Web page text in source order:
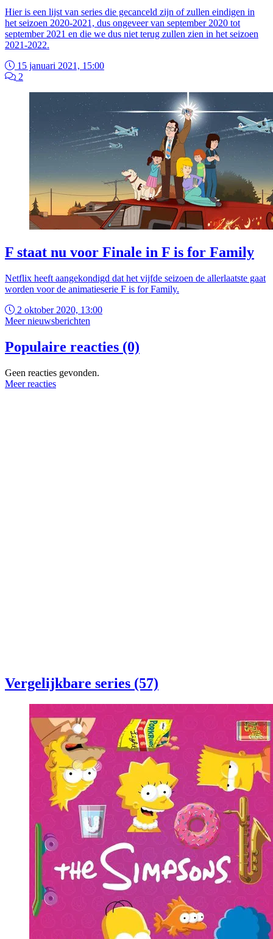
Hier is een lijst van series die gecanceld zijn of zullen eindigen in
het seizoen 2020-2021, dus ongeveer van september 2020 tot
september 2021 en die we dus niet terug zullen zien in het seizoen
2021-2022.
15 januari 2021, 15:00
2
F staat nu voor Finale in F is for Family
Netflix heeft aangekondigd dat het vijfde seizoen de allerlaatste gaat
worden voor de animatieserie F is for Family.
2 oktober 2020, 13:00
Meer nieuwsberichten
Populaire reacties (0)
Geen reacties gevonden.
Meer reacties
Vergelijkbare series (57)